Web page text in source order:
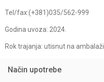
Tel/fax:(+381)035/562-999
Godina uvoza: 2024.
Rok trajanja: utisnut na ambalaži
Način upotrebe